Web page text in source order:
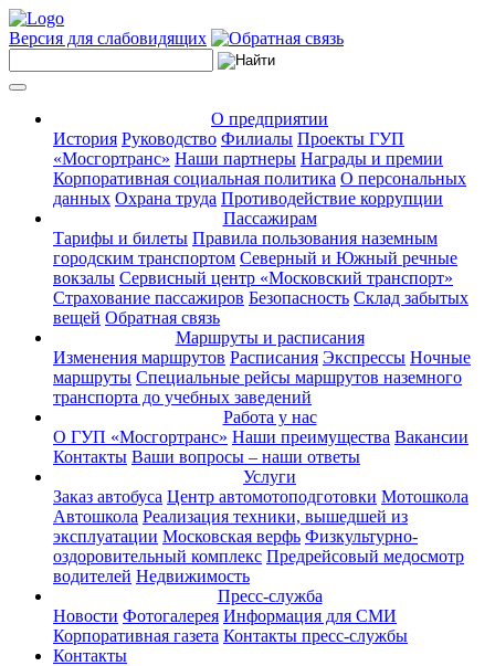
Версия для слабовидящих
О предприятии
История Руководство Филиалы Проекты ГУП
«Мосгортранс» Наши партнеры Награды и премии
Корпоративная социальная политика О персональных
данных Охрана труда Противодействие коррупции
Пассажирам
Тарифы и билеты Правила пользования наземным
городским транспортом Северный и Южный речные
вокзалы Сервисный центр «Московский транспорт»
Страхование пассажиров Безопасность Склад забытых
вещей Обратная связь
Маршруты и расписания
Изменения маршрутов Расписания Экспрессы Ночные
маршруты Специальные рейсы маршрутов наземного
транспорта до учебных заведений
Работа у нас
О ГУП «Мосгортранс» Наши преимущества Вакансии
Контакты Ваши вопросы – наши ответы
Услуги
Заказ автобуса Центр автомотоподготовки Мотошкола
Автошкола Реализация техники, вышедшей из
эксплуатации Московская верфь Физкультурно-
оздоровительный комплекс Предрейсовый медосмотр
водителей Недвижимость
Пресс-служба
Новости Фотогалерея Информация для СМИ
Корпоративная газета Контакты пресс-службы
Контакты